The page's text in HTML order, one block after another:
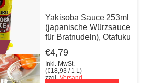
Yakisoba Sauce 253ml
(japanische Würzsauce
für Bratnudeln), Otafuku
€4,79
Inkl. MwSt.
(€18,93 / 1 L)
zzgl.Versand